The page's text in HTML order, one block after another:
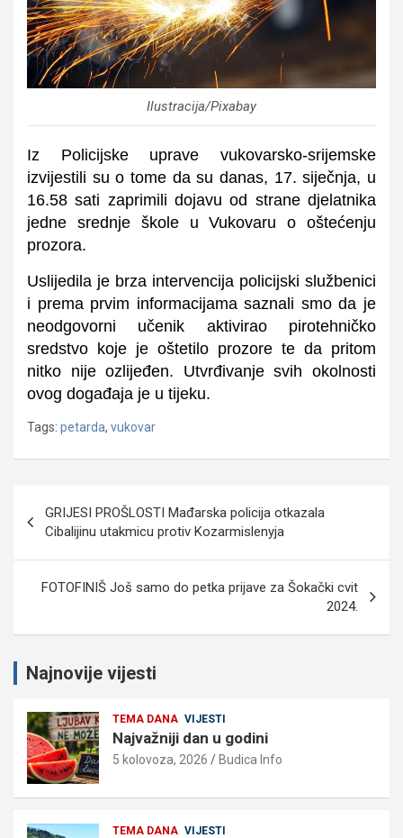
Ilustracija/Pixabay
Iz Policijske uprave vukovarsko-srijemske
izvijestili su o tome da su danas, 17. siječnja, u
16.58 sati zaprimili dojavu od strane djelatnika
jedne srednje škole u Vukovaru o oštećenju
prozora.
Uslijedila je brza intervencija policijski službenici
i prema prvim informacijama saznali smo da je
neodgovorni učenik aktivirao pirotehničko
sredstvo koje je oštetilo prozore te da pritom
nitko nije ozlijeđen. Utvrđivanje svih okolnosti
ovog događaja je u tijeku.
Tags: petarda, vukovar
objava
GRIJESI PROŠLOSTI Mađarska policija otkazala
Cibalijinu utakmicu protiv Kozarmislenyja
FOTOFINIŠ Još samo do petka prijave za Šokački cvit
2024.
Najnovije vijesti
TEMA DANA VIJESTI
Najvažniji dan u godini
5 kolovoza, 2026 Budica Info
TEMA DANA VIJESTI